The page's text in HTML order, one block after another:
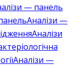
— панель
Аналізи —
Аналізи
Аналізи —